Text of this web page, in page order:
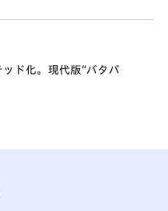
ド化。現代版“バタバ